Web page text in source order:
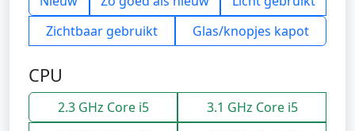
Zichtbaar gebruikt
Glas/knopjes kapot
CPU
2.3 GHz Core i5
3.1 GHz Core i5